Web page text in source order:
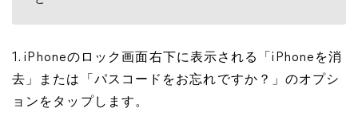
1. iPhoneのロック画面右下に表示される「iPhoneを消
去」または「パスコードをお忘れですか？」のオプシ
ョンをタップします。